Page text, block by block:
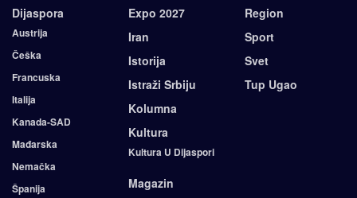
Dijaspora
Austrija
Češka
Francuska
Italija
Kanada-SAD
Mađarska
Nemačka
Španija
Expo 2027
Iran
Istorija
Istraži Srbiju
Kolumna
Kultura
Kultura U Dijaspori
Magazin
Region
Sport
Svet
Tup Ugao